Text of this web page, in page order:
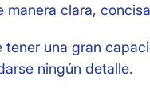
manera clara,
tener una gran
ningún detalle.